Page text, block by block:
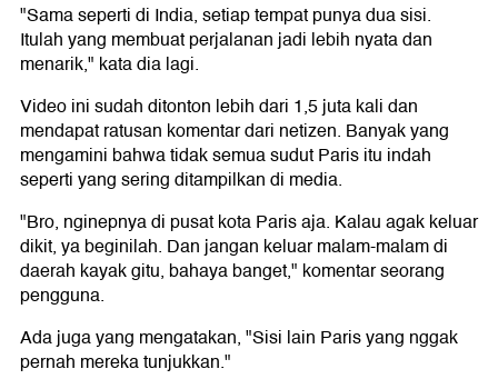
"Sama seperti di India, setiap tempat punya dua sisi.
Itulah yang membuat perjalanan jadi lebih nyata dan
menarik," kata dia lagi.
Video ini sudah ditonton lebih dari 1,5 juta kali dan
mendapat ratusan komentar dari netizen. Banyak yang
mengamini bahwa tidak semua sudut Paris itu indah
seperti yang sering ditampilkan di media.
"Bro, nginepnya di pusat kota Paris aja. Kalau agak keluar
dikit, ya beginilah. Dan jangan keluar malam-malam di
daerah kayak gitu, bahaya banget," komentar seorang
pengguna.
Ada juga yang mengatakan, "Sisi lain Paris yang nggak
pernah mereka tunjukkan."